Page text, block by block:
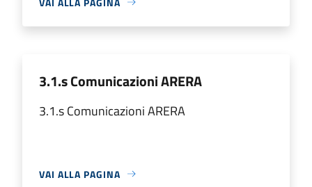
3.1.s Comunicazioni ARERA
3.1.s Comunicazioni ARERA
VAI ALLA PAGINA